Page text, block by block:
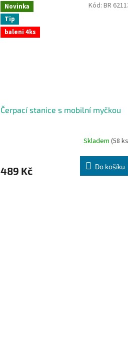
Novinka
Tip
baleni 4ks
Čerpací stanice s mobilní myčkou
Skladem (58
489 Kč Do košíku
Kód: BR